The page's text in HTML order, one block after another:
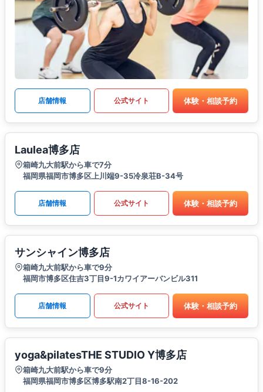
店舗情報 公式サイト 体験・相談予約
Laulea博多店
箱崎九大前駅から車で7分
福岡県福岡市博多区上川端9-35冷泉荘B-34号
店舗情報 公式サイト 体験・相談予約
サンシャイン博多店
箱崎九大前駅から車で9分
福岡市博多区住吉3丁目9-1カワイアーバンビル311
店舗情報 公式サイト 体験・相談予約
yoga&pilatesTHE STUDIO Y博多店
箱崎九大前駅から車で9分
福岡県福岡市博多区博多駅南2丁目8-16-202